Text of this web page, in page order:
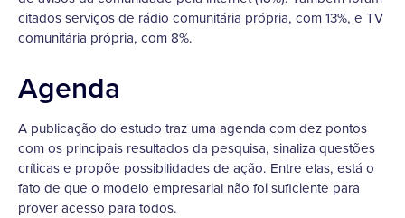
citados serviços de rádio comunitária própria, com 13%, e TV
comunitária própria, com 8%.
Agenda
A publicação do estudo traz uma agenda com dez pontos
com os principais resultados da pesquisa, sinaliza questões
críticas e propõe possibilidades de ação. Entre elas, está o
fato de que o modelo empresarial não foi suficiente para
prover acesso para todos.